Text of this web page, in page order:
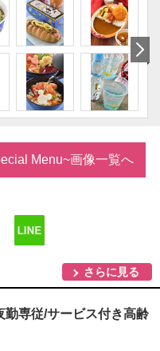
Menu~画像一覧へ
さらに見る
勤専従/サービス付き高齢